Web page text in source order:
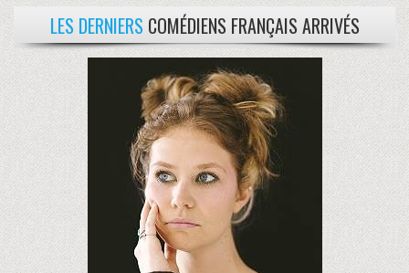
LES DERNIERS COMÉDIENS FRANÇAIS ARRIVÉS